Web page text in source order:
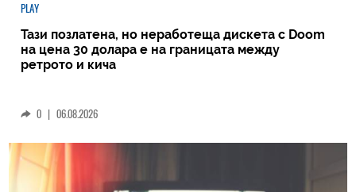
PLAY
Тази позлатена, но неработеща дискета с Doom
на цена 30 долара е на границата между
ретрото и кича
0 | 06.08.2026